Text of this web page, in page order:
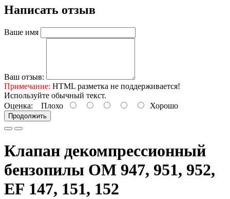
Написать отзыв
Ваше имя
Ваш отзыв:
Примечание: HTML разметка не поддерживается!
Используйте обычный текст.
Оценка: Плохо Хорошо
Продолжить
Клапан декомпрессионный
бензопилы OM 947, 951, 952,
EF 147, 151, 152